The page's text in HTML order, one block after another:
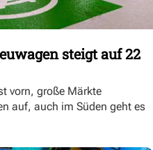
steigt auf 22
vorn, große Märkte
auf, auch im Süden geht es